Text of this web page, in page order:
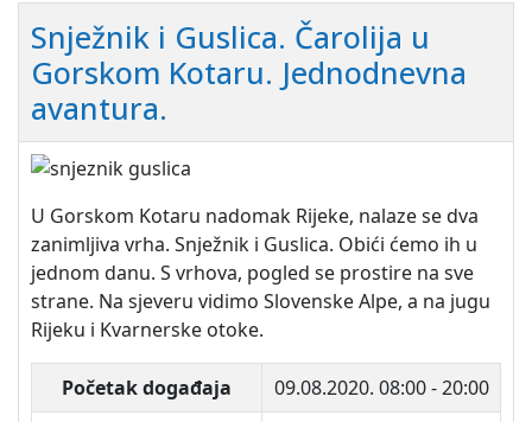
Snježnik i Guslica. Čarolija u
Gorskom Kotaru. Jednodnevna
avantura.
U Gorskom Kotaru nadomak Rijeke, nalaze se dva
zanimljiva vrha. Snježnik i Guslica. Obići ćemo ih u
jednom danu. S vrhova, pogled se prostire na sve
strane. Na sjeveru vidimo Slovenske Alpe, a na jugu
Rijeku i Kvarnerske otoke.
Početak događaja 09.08.2020. 08:00 - 20:00